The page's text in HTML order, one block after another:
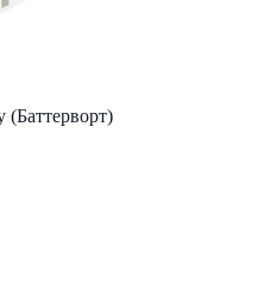
охлаждением
(Баттерворт)